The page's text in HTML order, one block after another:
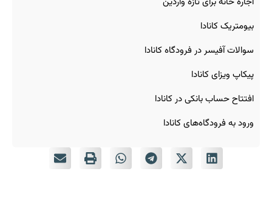
بیومتریک کانادا
سوالات آفیسر در فرودگاه کانادا
پیکاپ ویزای کانادا
افتتاح حساب بانکی در کانادا
ورود به فرودگاه‌های کانادا